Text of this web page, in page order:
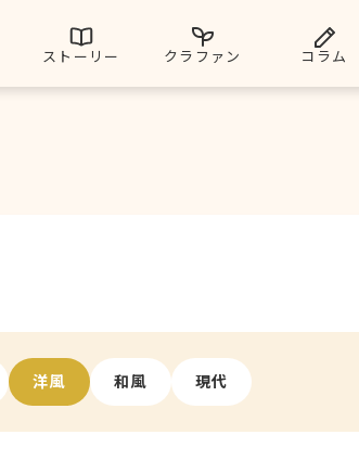
ストーリー クラファン コラム
洋風 和風 現代